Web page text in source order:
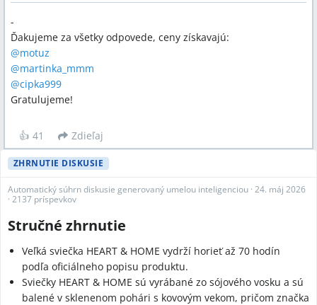
-
Ďakujeme za všetky odpovede, ceny získavajú:
@motuz
@martinka_mmm
@cipka999
Gratulujeme!
👍 41 Zdieľaj
ZHRNUTIE DISKUSIE
Automatický súhrn diskusie generovaný umelou inteligenciou · 24. máj 2026
· 2137 príspevkov
Stručné zhrnutie
Veľká sviečka HEART & HOME vydrží horieť až 70 hodín
podľa oficiálneho popisu produktu.
Sviečky HEART & HOME sú vyrábané zo sójového vosku a sú
balené v sklenenom pohári s kovovým vekom, pričom značka